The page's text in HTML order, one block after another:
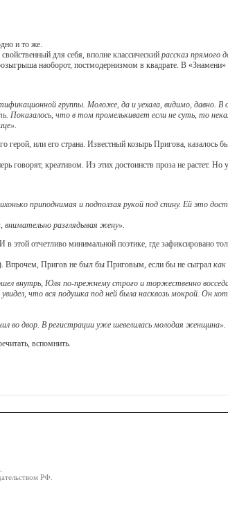
и то же.
для себя, вполне классический рассказ прямого
наоборот, постмодернизмом в квадрате. В
группы. Моложе, да и уехала, видимо, давно.
что в том промелькивает если не суть, то
или его страна. Известный козырь Пригова, казалось
креативом. Из этих достоинств проза не растет. Но
приподнимая и подползая рукой под спину. Ей это
внимательно разглядывая жену».
отчетливо минимальной поэтике, где зафиксировано
Впрочем, Пригов не был бы Приговым, если бы не сыграл
внутрь, Юля по-прежнему строго и торжественно
что вся подушка под ней была насквозь мокрой. Он
во двор. В регистрации уже шевелилась молодая женщина».
вспомнить.
РФ.